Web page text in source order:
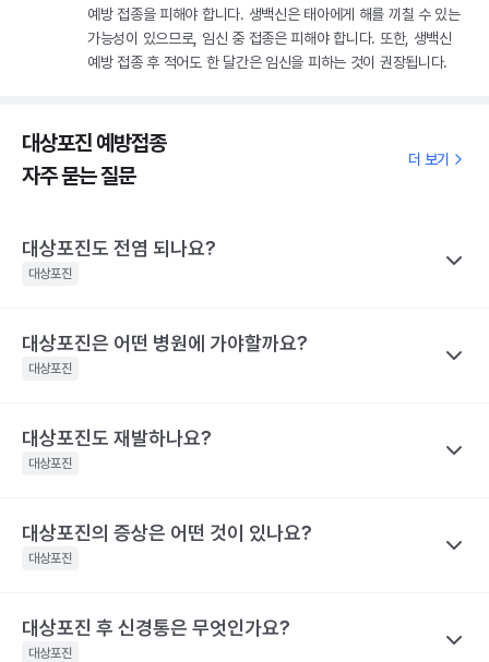
예방 접종을 피해야 합니다. 생백신은 태아에게 해를 끼칠 수 있는
가능성이 있으므로, 임신 중 접종은 피해야 합니다. 또한, 생백신
예방 접종 후 적어도 한 달간은 임신을 피하는 것이 권장됩니다.
대상포진 예방접종
자주 묻는 질문
더 보기
대상포진도 전염 되나요?
대상포진
나만의닥터
대상포진이 특정 바이러스에 의해 유발된다고 하니 혹시 대상포진
수두는 비말을 통해 호흡기로 전염될 수 있고, 수포 진물을 접촉해도
전파될 수 있으므로 주의가 필요해요.
기 어려운 이유는 수포(물집) 때문이에요. 수포 안에는 활성화된 바
이러스가 들어 있기 때문에 만약 수포를 건드려 터트리면 이를 통해
한편, 대상포진 병변이 초기 단계인 발진 상태이거나 수포가 가라앉
아 딱지가 생긴 상태라면 전염 가능성은 거의 없어요.
대상포진은 어떤 병원에 가야할까요?
대상포진
나만의닥터
대상포진은 치료가 되고 난 후에도 통증이 지속되거나 후유증이 동
눈 주위에 난 대상포진 : 안과, 피부과, 통증의학과
등에 난 대상포진 : 피부과 및 통증의학과
해당 콘텐츠는 질환 지식 제공을 위해 만들어 진 것으로, 진료 행위 유도 및 특정 의약품
을 권유하지 않습니다.
대상포진도 재발하나요?
대상포진
나만의닥터
네. 대상포진도 재발할 수 있어요. 실제로 해외에는 대상포진이 세
재발했다고 해요. 대상포진의 재발 확률은 대상포진의 통증 지속시
대상포진의 증상은 어떤 것이 있나요?
대상포진
나만의닥터
대상포진 후 신경통은 무엇인가요?
대상포진